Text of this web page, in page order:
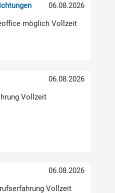
06.08.2026
möglich Vollzeit
06.08.2026
Vollzeit
06.08.2026
Vollzeit